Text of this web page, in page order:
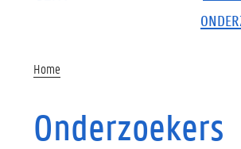
Home
Onderzoekers